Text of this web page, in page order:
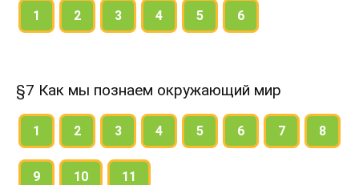
1 2 3 4 5 6
§7 Как мы познаем окружающий мир
1 2 3 4 5 6 7 8
9 10 11